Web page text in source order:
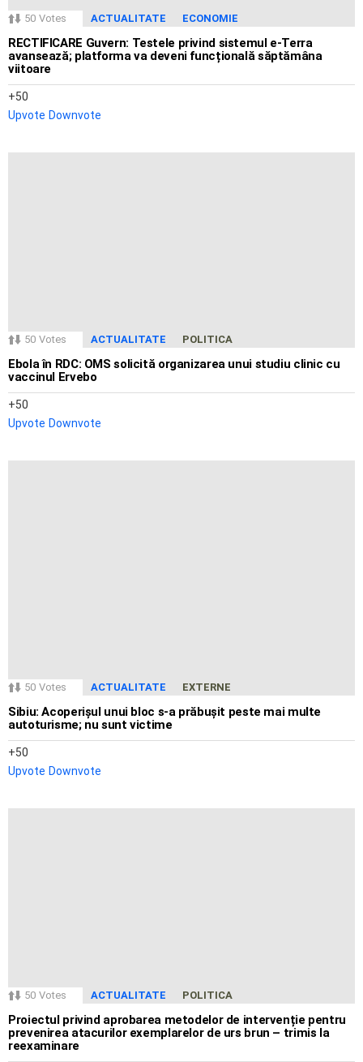
50 Votes ACTUALITATE ECONOMIE
RECTIFICARE Guvern: Testele privind sistemul e-Terra
avansează; platforma va deveni funcțională săptămâna
viitoare
50
Upvote Downvote
50 Votes ACTUALITATE POLITICA
Ebola în RDC: OMS solicită organizarea unui studiu clinic cu
vaccinul Ervebo
50
Upvote Downvote
50 Votes ACTUALITATE EXTERNE
Sibiu: Acoperișul unui bloc s-a prăbușit peste mai multe
autoturisme; nu sunt victime
50
Upvote Downvote
50 Votes ACTUALITATE POLITICA
Proiectul privind aprobarea metodelor de intervenție pentru
prevenirea atacurilor exemplarelor de urs brun – trimis la
reexaminare